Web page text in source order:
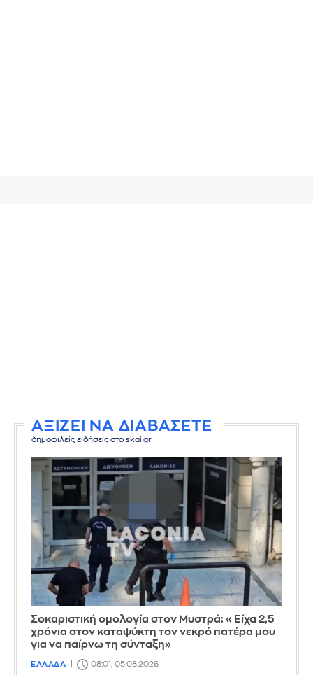
ΑΞΙΖΕΙ ΝΑ ΔΙΑΒΑΣΕΤΕ
δημοφιλείς ειδήσεις στο skai.gr
Σοκαριστική ομολογία στον Μυστρά: «Είχα 2,5
χρόνια στον καταψύκτη τον νεκρό πατέρα μου
για να παίρνω τη σύνταξη»
ΕΛΛΑΔΑ 08:01, 05.08.2026